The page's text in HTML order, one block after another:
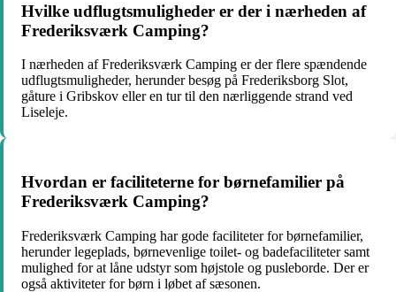
Hvilke udflugtsmuligheder er der i nærheden af
Frederiksværk Camping?
I nærheden af Frederiksværk Camping er der flere spændende
udflugtsmuligheder, herunder besøg på Frederiksborg Slot,
gåture i Gribskov eller en tur til den nærliggende strand ved
Liseleje.
Hvordan er faciliteterne for børnefamilier på
Frederiksværk Camping?
Frederiksværk Camping har gode faciliteter for børnefamilier,
herunder legeplads, børnevenlige toilet- og badefaciliteter samt
mulighed for at låne udstyr som højstole og pusleborde. Der er
også aktiviteter for børn i løbet af sæsonen.